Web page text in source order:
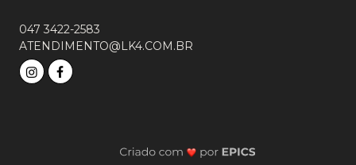
047 3422-2583
ATENDIMENTO@LK4.COM.BR